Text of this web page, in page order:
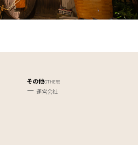
その他OTHERS
運営会社